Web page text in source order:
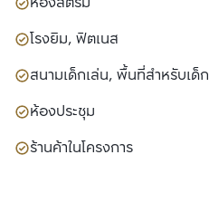
โรงยิม, ฟิตเนส
สนามเด็กเล่น, พื้นที่สำหรับเด็ก
ห้องประชุม
ร้านค้าในโครงการ